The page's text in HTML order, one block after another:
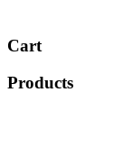
Cart
Products